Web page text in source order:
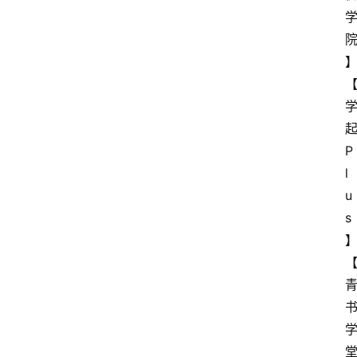
学
院
】
【
学
起
P
l
u
s
】
【
青
书
学
堂